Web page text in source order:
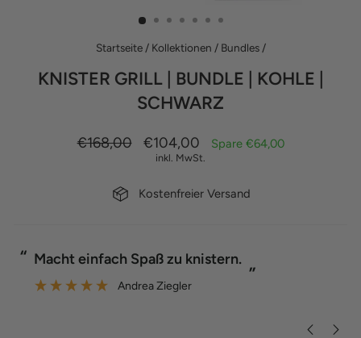
Startseite / Kollektionen / Bundles /
KNISTER GRILL | BUNDLE | KOHLE |
SCHWARZ
Normaler
€168,00 Sonderpreis
€104,00 Spare €64,00
inkl. MwSt.
Kostenfreier Versand
“ Der Grill funktioniert wirklich prima.
Ralf Klemke